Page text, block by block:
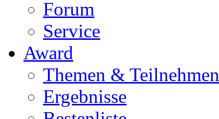
Forum
Service
Award
Themen & Teilnehmen
Ergebnisse